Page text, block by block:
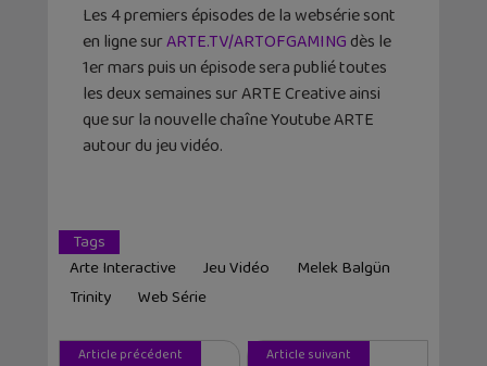
Les 4 premiers épisodes de la websérie sont
en ligne surARTE.TV/ARTOFGAMING dès le
1er mars puis un épisode sera publié toutes
les deux semaines sur ARTE Creative ainsi
que sur la nouvelle chaîne Youtube ARTE
autour du jeu vidéo.
Tags
Arte Interactive
Jeu Vidéo
Melek Balgün
Trinity
Web Série
Article précédent Article suivant